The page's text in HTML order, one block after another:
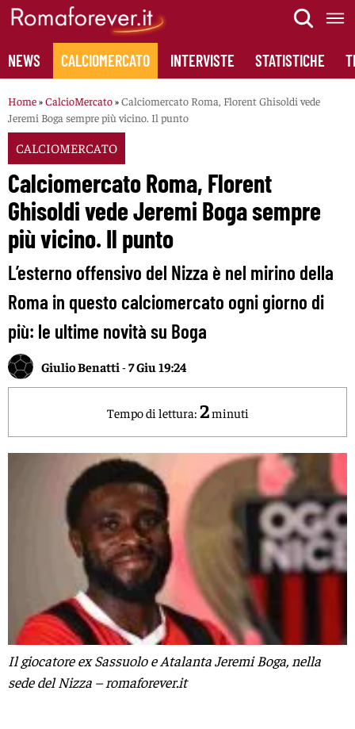
Skip
content
NEWS CALCIOMERCATO INTERVISTE STATISTICHE
Home»CalcioMercato»Calciomercato Roma, Florent Ghisoldi vede
Jeremi Boga sempre più vicino. Il punto
CALCIOMERCATO
Calciomercato Roma, Florent
Ghisoldi vede Jeremi Boga sempre
più vicino. Il punto
L’esterno offensivo del Nizza è nel mirino della
Roma in questo calciomercato ogni giorno di
più: le ultime novità su Boga
Giulio Benatti -7 Giu 19:24
Tempo di lettura: 2minuti
Il giocatore ex Sassuolo e Atalanta Jeremi Boga, nella
sede del Nizza – romaforever.it